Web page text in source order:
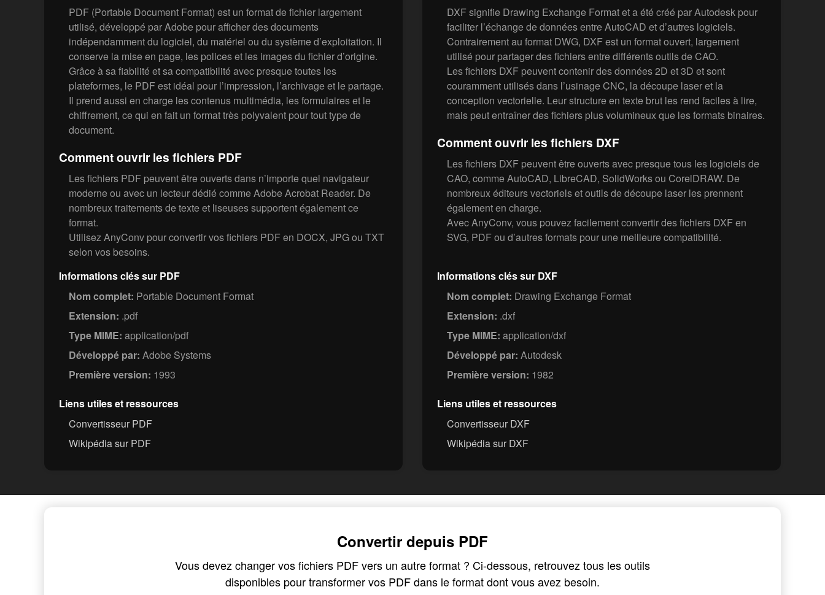
PDF (Portable Document Format) est un format de fichier largement
utilisé, développé par Adobe pour afficher des documents
indépendamment du logiciel, du matériel ou du système d’exploitation. Il
conserve la mise en page, les polices et les images du fichier d’origine.
Grâce à sa fiabilité et sa compatibilité avec presque toutes les
plateformes, le PDF est idéal pour l’impression, l’archivage et le partage.
Il prend aussi en charge les contenus multimédia, les formulaires et le
chiffrement, ce qui en fait un format très polyvalent pour tout type de
document.
Comment ouvrir les fichiers PDF
Les fichiers PDF peuvent être ouverts dans n’importe quel navigateur
moderne ou avec un lecteur dédié comme Adobe Acrobat Reader. De
nombreux traitements de texte et liseuses supportent également ce
format.
Utilisez AnyConv pour convertir vos fichiers PDF en DOCX, JPG ou TXT
selon vos besoins.
Informations clés sur PDF
Nom complet: Portable Document Format
Extension: .pdf
Type MIME: application/pdf
Développé par: Adobe Systems
Première version: 1993
Liens utiles et ressources
Convertisseur PDF
Wikipédia sur PDF
DXF signifie Drawing Exchange Format et a été créé par Autodesk pour
faciliter l’échange de données entre AutoCAD et d’autres logiciels.
Contrairement au format DWG, DXF est un format ouvert, largement
utilisé pour partager des fichiers entre différents outils de CAO.
Les fichiers DXF peuvent contenir des données 2D et 3D et sont
couramment utilisés dans l’usinage CNC, la découpe laser et la
conception vectorielle. Leur structure en texte brut les rend faciles à lire,
mais peut entraîner des fichiers plus volumineux que les formats binaires.
Comment ouvrir les fichiers DXF
Les fichiers DXF peuvent être ouverts avec presque tous les logiciels de
CAO, comme AutoCAD, LibreCAD, SolidWorks ou CorelDRAW. De
nombreux éditeurs vectoriels et outils de découpe laser les prennent
également en charge.
Avec AnyConv, vous pouvez facilement convertir des fichiers DXF en
SVG, PDF ou d’autres formats pour une meilleure compatibilité.
Informations clés sur DXF
Nom complet: Drawing Exchange Format
Extension: .dxf
Type MIME: application/dxf
Développé par: Autodesk
Première version: 1982
Liens utiles et ressources
Convertisseur DXF
Wikipédia sur DXF
Convertir depuis PDF
Vous devez changer vos fichiers PDF vers un autre format ? Ci-dessous, retrouvez tous les outils
disponibles pour transformer vos PDF dans le format dont vous avez besoin.